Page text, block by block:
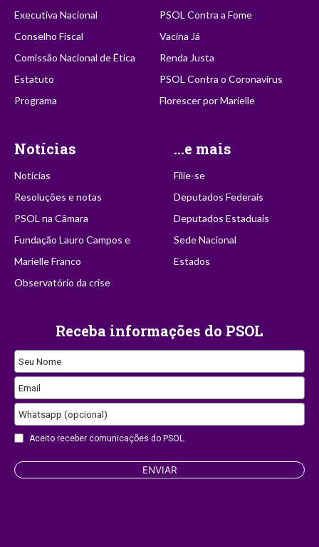
Executiva Nacional
Conselho Fiscal
Comissão Nacional de Ética
Estatuto
Programa
PSOL Contra a Fome
Vacina Já
Renda Justa
PSOL Contra o Coronavírus
Florescer por Marielle
Notícias
Notícias
Resoluções e notas
PSOL na Câmara
Fundação Lauro Campos e
Marielle Franco
Observatório da crise
...e mais
Filie-se
Deputados Federais
Deputados Estaduais
Sede Nacional
Estados
Receba informações do PSOL
Contact
Email
Seu Nome
Email
Whatsapp (opcional)
Aceito receber comunicações do PSOL.
ENVIAR